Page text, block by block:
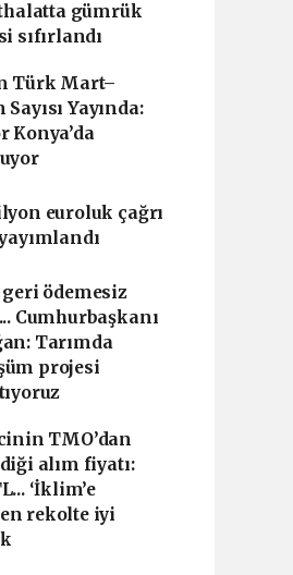
gümrük
sıfırlandı
Türk Mart–
Yayında:
Konya’da
euroluk çağrı
geri ödemesiz
Cumhurbaşkanı
Tarımda
projesi
TMO’dan
alım fiyatı:
‘İklim’e
rekolte iyi